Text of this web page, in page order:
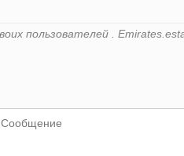
пользователей .